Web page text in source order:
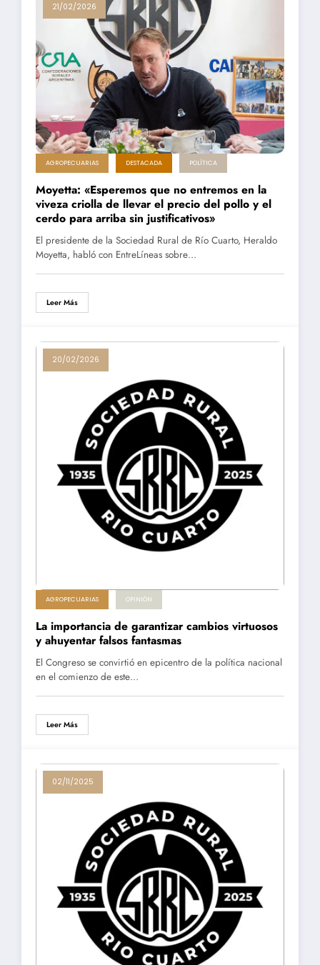
21/02/2026
AGROPECUARIAS DESTACADA POLÍTICA
Moyetta: «Esperemos que no entremos en la
viveza criolla de llevar el precio del pollo y el
cerdo para arriba sin justificativos»
El presidente de la Sociedad Rural de Río Cuarto, Heraldo
Moyetta, habló con EntreLíneas sobre…
Leer Más
20/02/2026
AGROPECUARIAS OPINIÓN
La importancia de garantizar cambios virtuosos
y ahuyentar falsos fantasmas
El Congreso se convirtió en epicentro de la política nacional
en el comienzo de este…
Leer Más
02/11/2025